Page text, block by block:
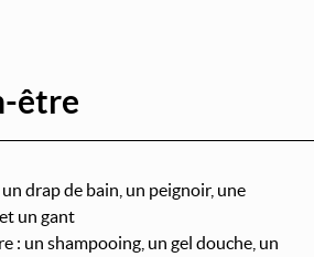
être
drap de bain, un peignoir, une
un gant
: un shampooing, un gel douche, un